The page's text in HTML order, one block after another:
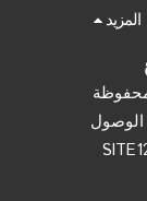
الوصول
المزيد